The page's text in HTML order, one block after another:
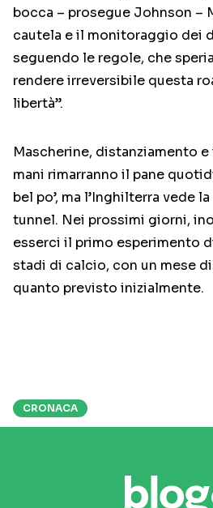
bocca – prosegue Johnson –
cautela e il monitoraggio dei
seguendo le regole, che
rendere irreversibile questa
libertà”.
Mascherine, distanziamento
mani rimarranno il pane
bel po’, ma l’Inghilterra vede
tunnel. Nei prossimi giorni,
esserci il primo esperimento
stadi di calcio, con un mese
quanto previsto inizialmente.
CRONACA